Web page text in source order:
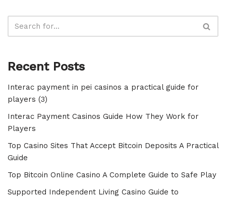
Recent Posts
Interac payment in pei casinos a practical guide for
players (3)
Interac Payment Casinos Guide How They Work for
Players
Top Casino Sites That Accept Bitcoin Deposits A Practical
Guide
Top Bitcoin Online Casino A Complete Guide to Safe Play
Supported Independent Living Casino Guide to